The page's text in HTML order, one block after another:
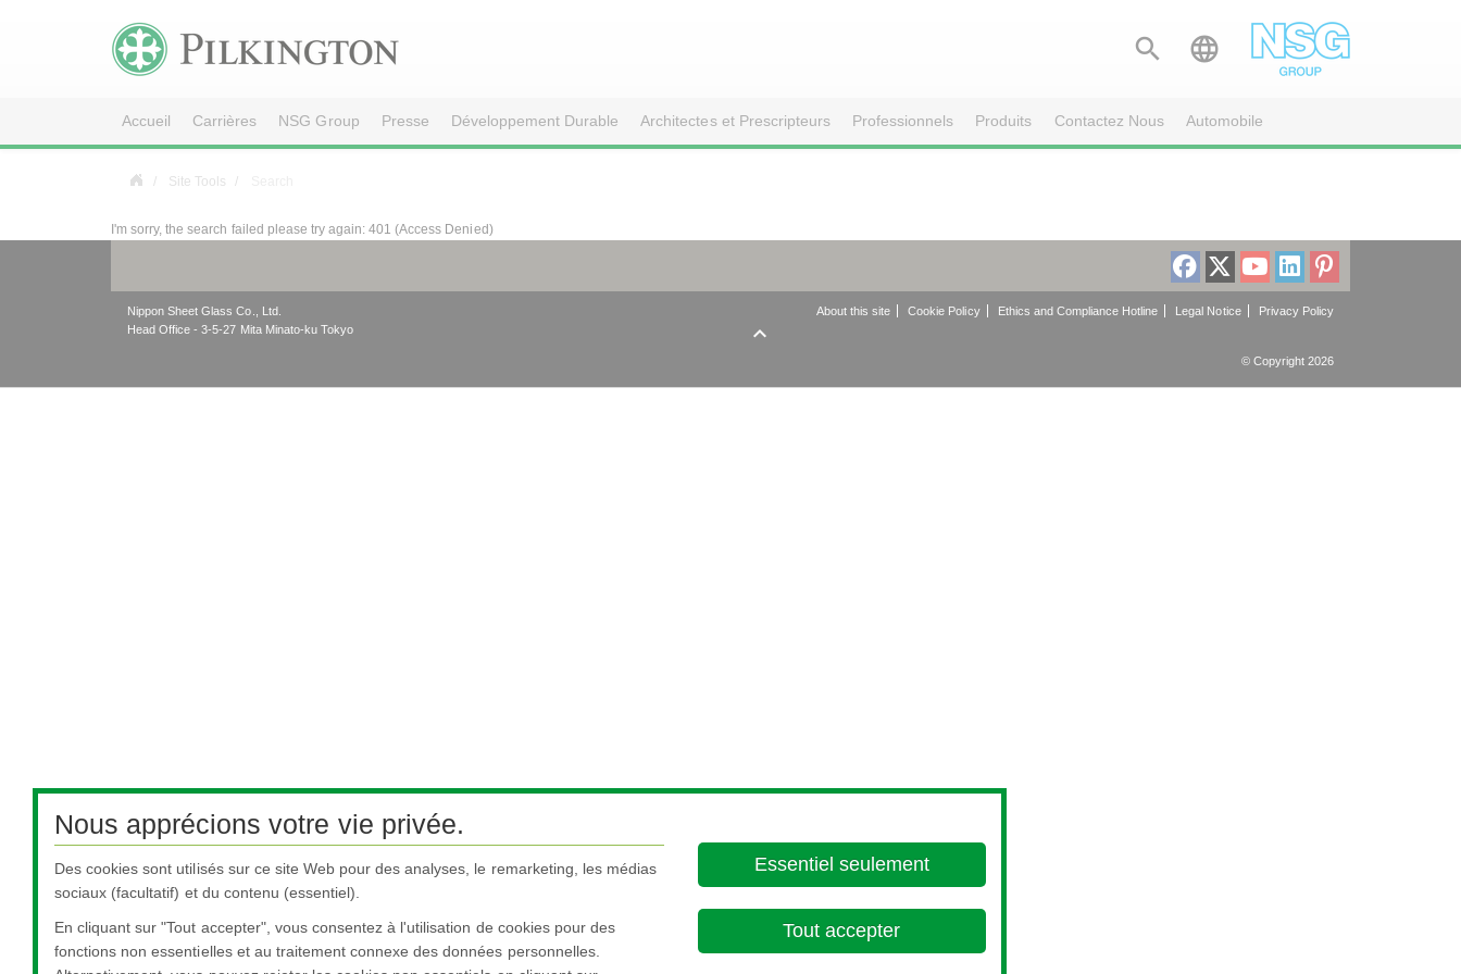
 
Accueil Carrières NSG Group Presse Développement Durable Architectes et Prescripteurs Professionnels Produits Contactez Nous Automobile
Site Tools
I'm sorry, the search failed please try again: 401 (Access Denied)
Nippon Sheet Glass Co., Ltd.
Head Office - 3-5-27 Mita Minato-ku Tokyo
About this site Cookie Policy Ethics and Compliance Hotline Legal Notice Privacy Policy

© Copyright 2026
Nous apprécions votre vie privée.
Des cookies sont utilisés sur ce site Web pour des analyses, le remarketing, les médias
sociaux (facultatif) et du contenu (essentiel).
En cliquant sur "Tout accepter", vous consentez à l'utilisation de cookies pour des
fonctions non essentielles et au traitement connexe des données personnelles.
Essentiel seulement
Tout accepter